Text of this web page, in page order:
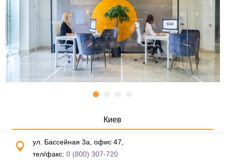
Киев
ул. Бассейная 3а, офис 47,
тел/факс: 0 (800) 307-720